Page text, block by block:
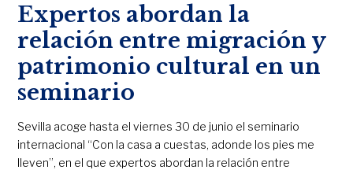
Expertos abordan la
relación entre migración y
patrimonio cultural en un
seminario
Sevilla acoge hasta el viernes 30 de junio el seminario
internacional “Con la casa a cuestas, adonde los pies me
lleven”, en el que expertos abordan la relación entre